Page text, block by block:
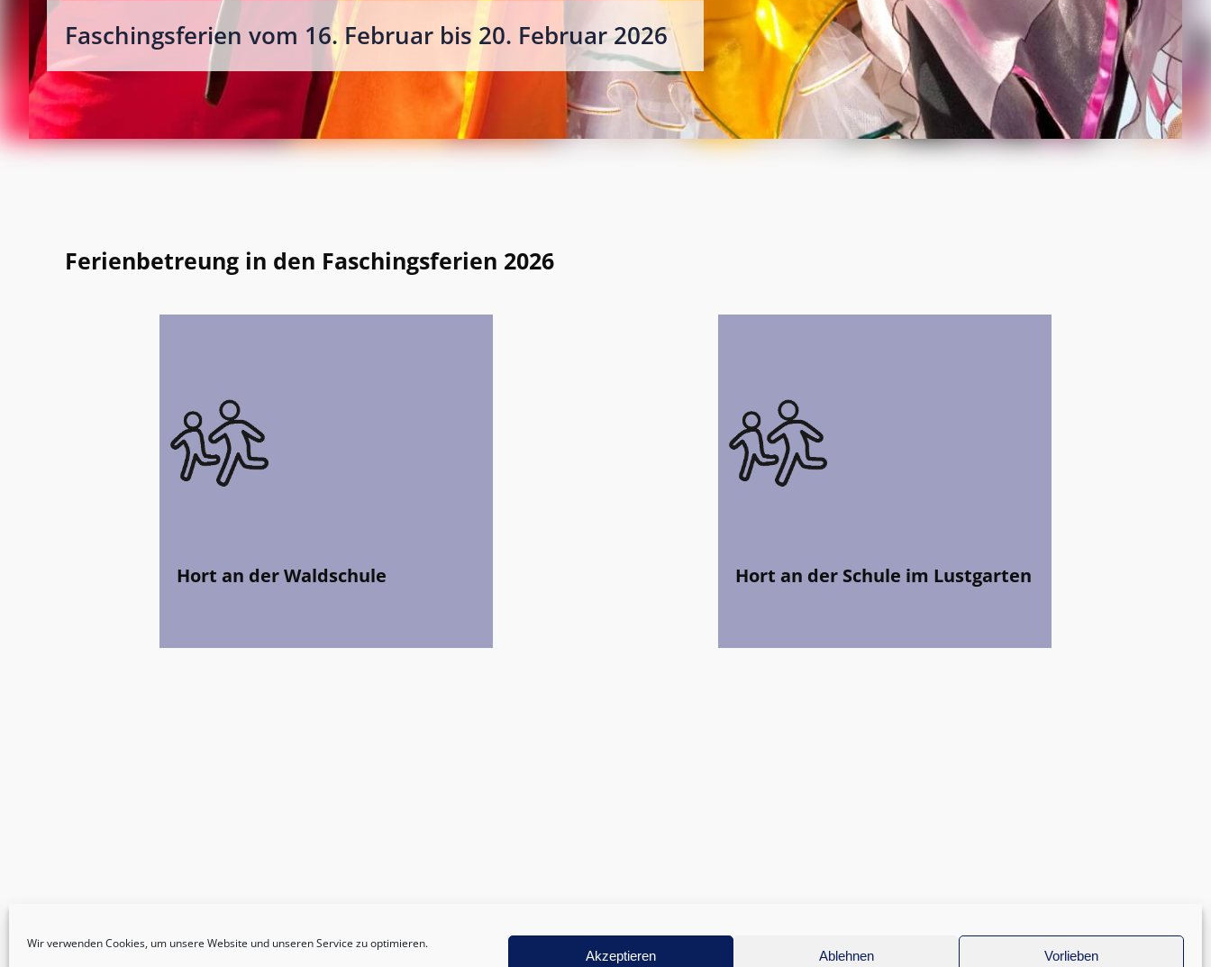
Wir verwenden Cookies, um unsere Website und unseren Service zu optimieren.
Akzeptieren Ablehnen Vorlieben
Faschingsferien vom 16. Februar bis 20. Februar 2026
Ferienbetreung in den Faschingsferien 2026
Hort an der Waldschule Hort an der Schule im Lustgarten